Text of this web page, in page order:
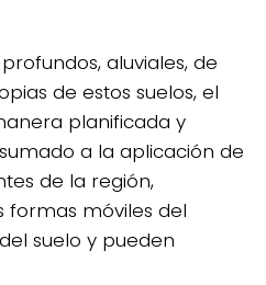
aluviales, de
de estos suelos, el
planificada y
a la aplicación de
de la región,
formas móviles del
suelo y pueden